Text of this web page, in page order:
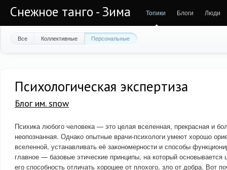
Снежное танго - Зима Топики Блоги Люди
Все Коллективные Персональные
Психологическая экспертиза
Блог им. snow
Психика любого человека — это целая вселенная, прекрасная и
неопознанная. Однако опытные врачи-психологи умеют хорошо
вселенной, устанавливать её закономерности и способы
главное — базовые этические принципы, на который основывается
его способность отличать хорошее от плохого, зло от добра. Вот